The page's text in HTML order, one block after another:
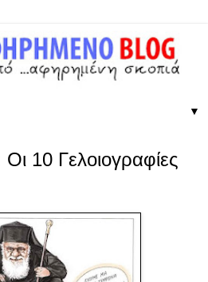
▼
10 Γελοιογραφίες